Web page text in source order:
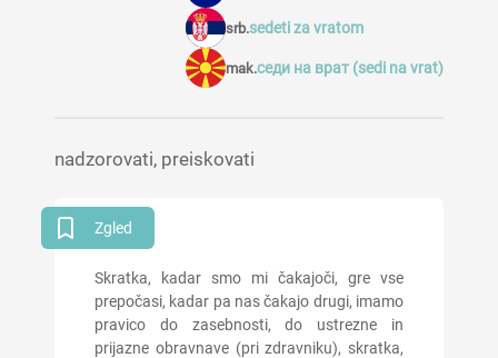
srb.sedeti za vratom
mak.седи на врат (sedi na vrat)
nadzorovati, preiskovati
Zgled
Skratka, kadar smo mi čakajoči, gre vse
prepočasi, kadar pa nas čakajo drugi, imamo
pravico do zasebnosti, do ustrezne in
prijazne obravnave (pri zdravniku), skratka,